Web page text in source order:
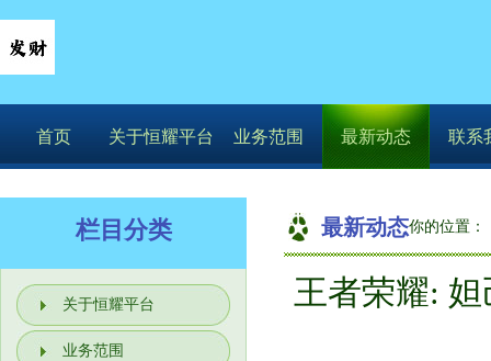
首页 关于恒耀平台 业务范围 最新动态 联系
栏目分类
关于恒耀平台
业务范围
最新动态你的位置：
王者荣耀: